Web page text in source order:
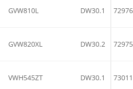
GVW810L DW30.1
GVW820XL DW30.2
VWH545ZT DW30.1